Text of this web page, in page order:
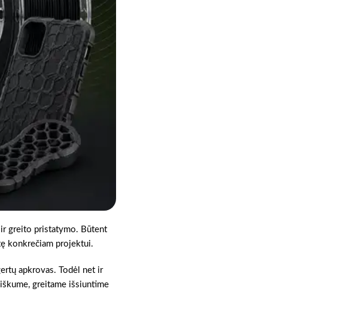
greito pristatymo. Būtent
konkrečiam projektui.
apkrovas. Todėl net ir
greitame išsiuntime